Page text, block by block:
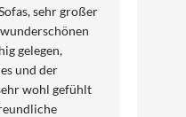
sehr großer
gelegen,
und der
wohl gefühlt